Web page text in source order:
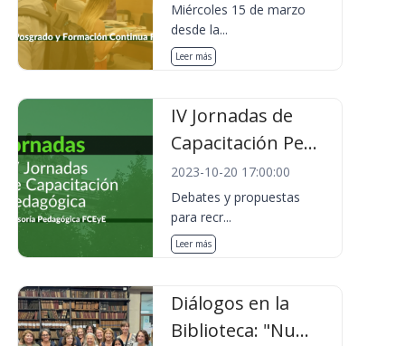
Miércoles 15 de marzo
desde la...
Leer más
IV Jornadas de
Capacitación Pe...
2023-10-20 17:00:00
Debates y propuestas
para recr...
Leer más
Diálogos en la
Biblioteca: "Nu...